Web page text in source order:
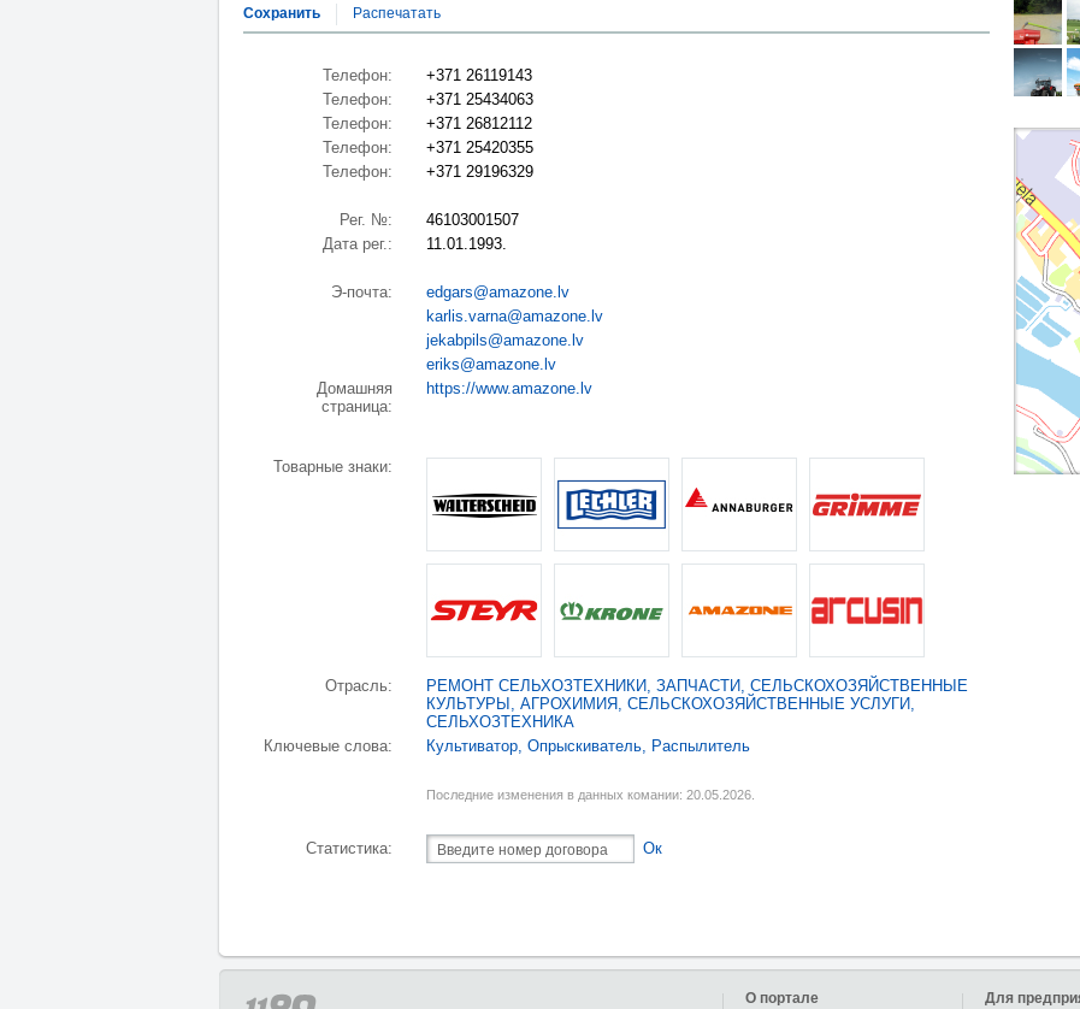
Сохранить Распечатать
Телефон:
+371 26119143
Телефон:
+371 25434063
Телефон:
+371 26812112
Телефон:
+371 25420355
Телефон:
+371 29196329
Рег. №:
46103001507
Дата рег.:
11.01.1993.
Э-почта:
edgars@amazone.lv
karlis.varna@amazone.lv
jekabpils@amazone.lv
eriks@amazone.lv
Домашняя
страница:
https://www.amazone.lv
Товарные знаки:
Отрасль: РЕМОНТ СЕЛЬХОЗТЕХНИКИ, ЗАПЧАСТИ, СЕЛЬСКОХОЗЯЙСТВЕННЫЕ
КУЛЬТУРЫ, АГРОХИМИЯ, СЕЛЬСКОХОЗЯЙСТВЕННЫЕ УСЛУГИ,
СЕЛЬХОЗТЕХНИКА
Ключевые слова:
Культиватор, Опрыскиватель, Распылитель
Последние изменения в данных комании: 20.05.2026.
Статистика: Ок
Для
О портале